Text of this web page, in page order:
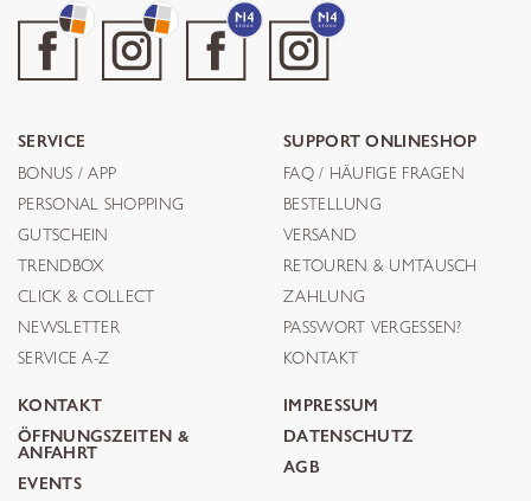
SERVICE
BONUS / APP
PERSONAL SHOPPING
GUTSCHEIN
TRENDBOX
CLICK & COLLECT
NEWSLETTER
SERVICE A-Z
SUPPORT ONLINESHOP
FAQ / HÄUFIGE FRAGEN
BESTELLUNG
VERSAND
RETOUREN & UMTAUSCH
ZAHLUNG
PASSWORT VERGESSEN?
KONTAKT
KONTAKT
ÖFFNUNGSZEITEN &
ANFAHRT
EVENTS
IMPRESSUM
DATENSCHUTZ
AGB